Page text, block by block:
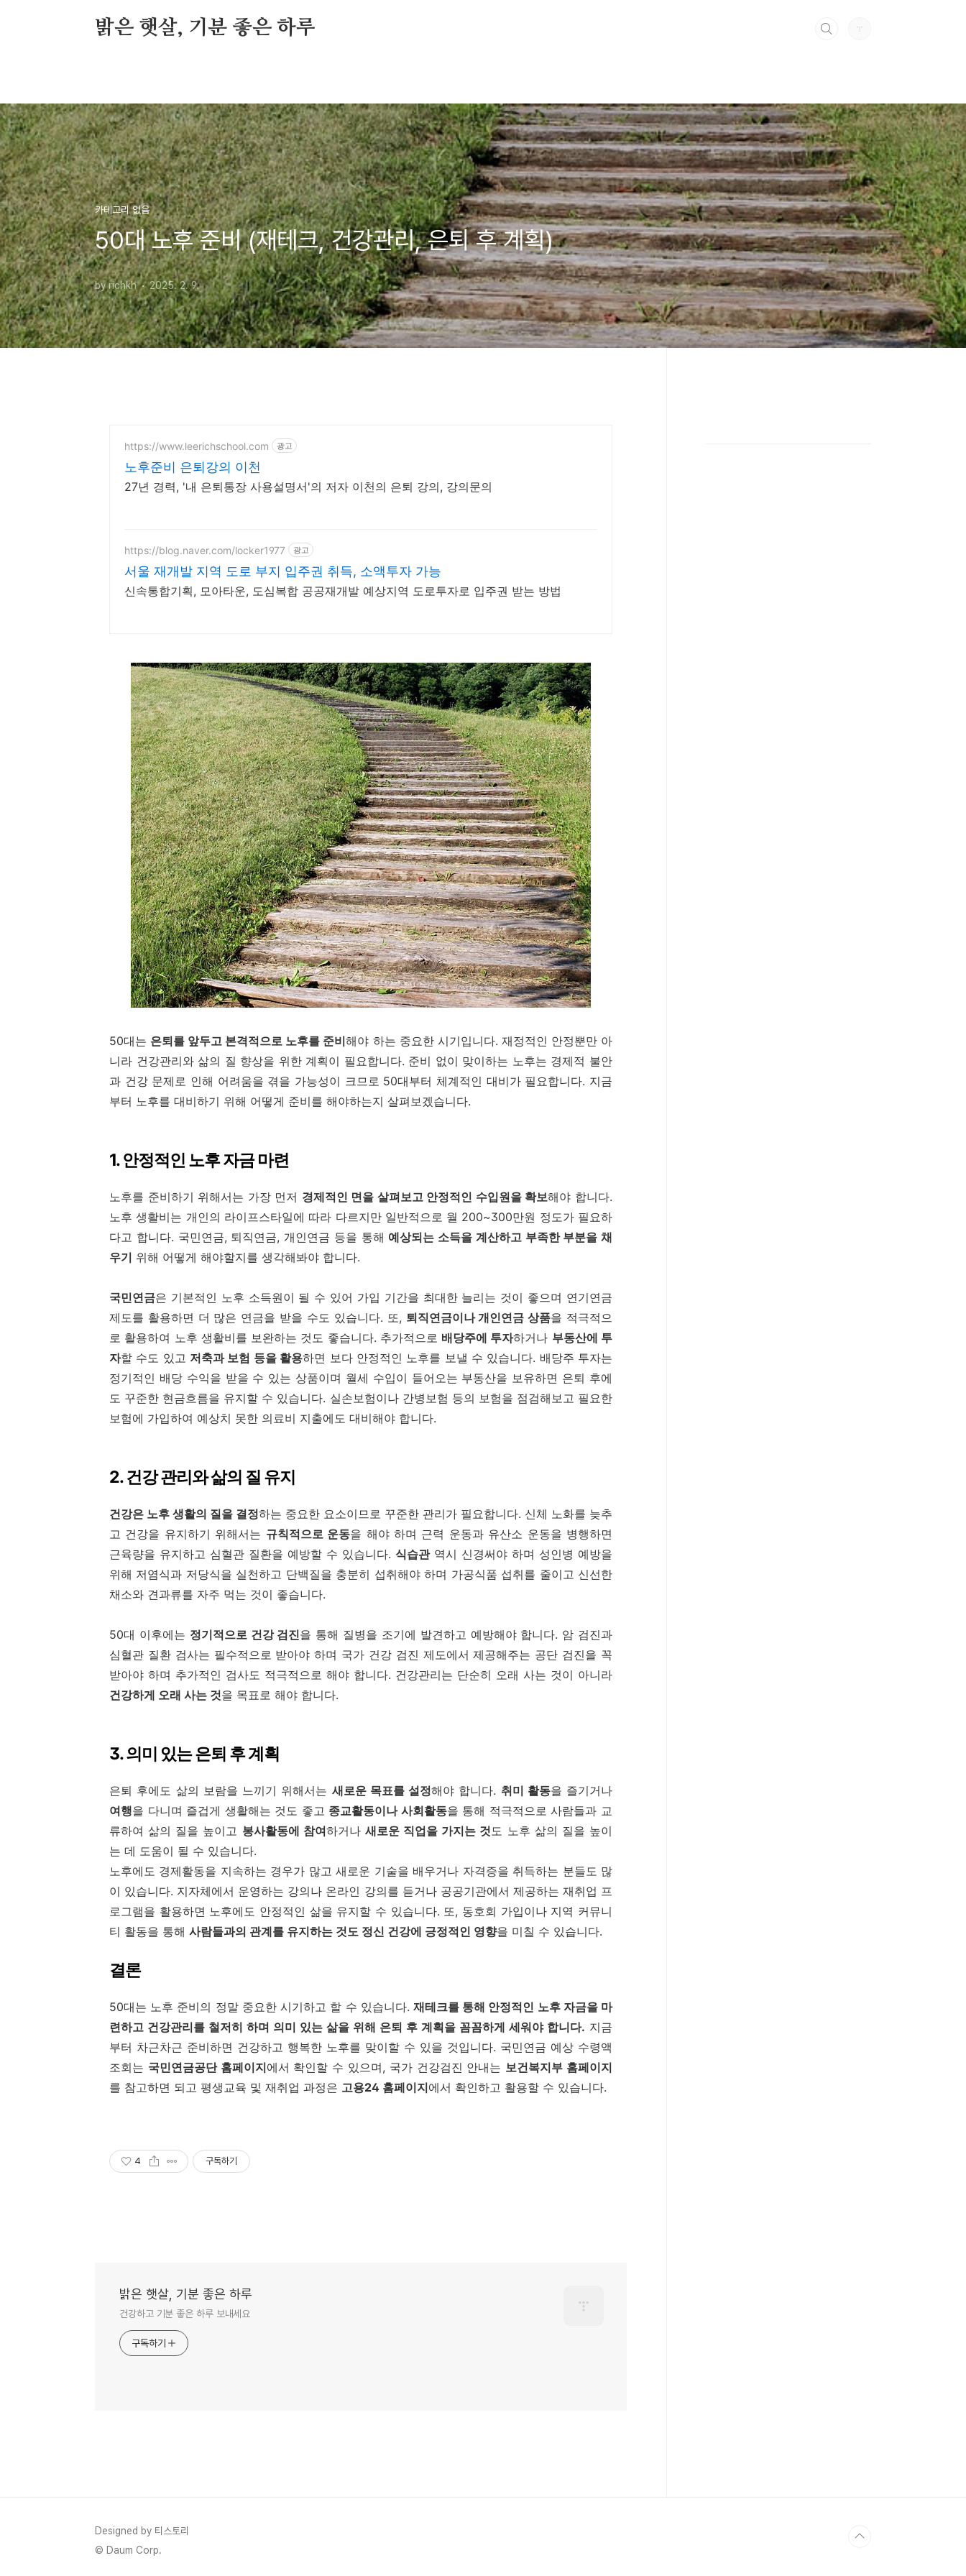
밝은 햇살, 기분 좋은 하루
카테고리 없음
50대 노후 준비 (재테크, 건강관리, 은퇴 후 계획)
by richkh 2025. 2. 9.
https://www.leerichschool.com 광고
노후준비 은퇴강의 이천
27년 경력, '내 은퇴통장 사용설명서'의 저자 이천의 은퇴 강의, 강의문의
https://blog.naver.com/locker1977 광고
서울 재개발 지역 도로 부지 입주권 취득, 소액투자 가능
신속통합기획, 모아타운, 도심복합 공공재개발 예상지역 도로투자로 입주권 받는 방법
50대는 은퇴를 앞두고 본격적으로 노후를 준비해야 하는 중요한 시기입니다. 재정적인 안정뿐만 아
니라 건강관리와 삶의 질 향상을 위한 계획이 필요합니다. 준비 없이 맞이하는 노후는 경제적 불안
과 건강 문제로 인해 어려움을 겪을 가능성이 크므로 50대부터 체계적인 대비가 필요합니다. 지금
부터 노후를 대비하기 위해 어떻게 준비를 해야하는지 살펴보겠습니다.
1. 안정적인 노후 자금 마련
노후를 준비하기 위해서는 가장 먼저 경제적인 면을 살펴보고 안정적인 수입원을 확보해야 합니다.
노후 생활비는 개인의 라이프스타일에 따라 다르지만 일반적으로 월 200~300만원 정도가 필요하
다고 합니다. 국민연금, 퇴직연금, 개인연금 등을 통해 예상되는 소득을 계산하고 부족한 부분을 채
우기 위해 어떻게 해야할지를 생각해봐야 합니다.
국민연금은 기본적인 노후 소득원이 될 수 있어 가입 기간을 최대한 늘리는 것이 좋으며 연기연금
제도를 활용하면 더 많은 연금을 받을 수도 있습니다. 또, 퇴직연금이나 개인연금 상품을 적극적으
로 활용하여 노후 생활비를 보완하는 것도 좋습니다. 추가적으로 배당주에 투자하거나 부동산에 투
자할 수도 있고 저축과 보험 등을 활용하면 보다 안정적인 노후를 보낼 수 있습니다. 배당주 투자는
정기적인 배당 수익을 받을 수 있는 상품이며 월세 수입이 들어오는 부동산을 보유하면 은퇴 후에
도 꾸준한 현금흐름을 유지할 수 있습니다. 실손보험이나 간병보험 등의 보험을 점검해보고 필요한
보험에 가입하여 예상치 못한 의료비 지출에도 대비해야 합니다.
2. 건강 관리와 삶의 질 유지
건강은 노후 생활의 질을 결정하는 중요한 요소이므로 꾸준한 관리가 필요합니다. 신체 노화를 늦추
고 건강을 유지하기 위해서는 규칙적으로 운동을 해야 하며 근력 운동과 유산소 운동을 병행하면
근육량을 유지하고 심혈관 질환을 예방할 수 있습니다. 식습관역시 신경써야 하며 성인병 예방을
위해 저염식과 저당식을 실천하고 단백질을 충분히 섭취해야 하며 가공식품 섭취를 줄이고 신선한
채소와 견과류를 자주 먹는 것이 좋습니다.
50대 이후에는 정기적으로 건강 검진을 통해 질병을 조기에 발견하고 예방해야 합니다. 암 검진과
심혈관 질환 검사는 필수적으로 받아야 하며 국가 건강 검진 제도에서 제공해주는 공단 검진을 꼭
받아야 하며 추가적인 검사도 적극적으로 해야 합니다. 건강관리는 단순히 오래 사는 것이 아니라
건강하게 오래 사는 것을 목표로 해야 합니다.
3. 의미 있는 은퇴 후 계획
은퇴 후에도 삶의 보람을 느끼기 위해서는 새로운 목표를 설정해야 합니다. 취미 활동을 즐기거나
여행을 다니며 즐겁게 생활해는 것도 좋고 종교활동이나 사회활동을 통해 적극적으로 사람들과 교
류하여 삶의 질을 높이고 봉사활동에 참여하거나 새로운 직업을 가지는 것도 노후 삶의 질을 높이
는 데 도움이 될 수 있습니다.
노후에도 경제활동을 지속하는 경우가 많고 새로운 기술을 배우거나 자격증을 취득하는 분들도 많
이 있습니다. 지자체에서 운영하는 강의나 온라인 강의를 듣거나 공공기관에서 제공하는 재취업 프
로그램을 활용하면 노후에도 안정적인 삶을 유지할 수 있습니다. 또, 동호회 가입이나 지역 커뮤니
티 활동을 통해 사람들과의 관계를 유지하는 것도 정신 건강에 긍정적인 영향을 미칠 수 있습니다.
결론
50대는 노후 준비의 정말 중요한 시기하고 할 수 있습니다. 재테크를 통해 안정적인 노후 자금을 마
련하고 건강관리를 철저히 하며 의미 있는 삶을 위해 은퇴 후 계획을 꼼꼼하게 세워야 합니다. 지금
부터 차근차근 준비하면 건강하고 행복한 노후를 맞이할 수 있을 것입니다. 국민연금 예상 수령액
조회는 국민연금공단 홈페이지에서 확인할 수 있으며, 국가 건강검진 안내는 보건복지부 홈페이지
를 참고하면 되고 평생교육 및 재취업 과정은 고용24 홈페이지에서 확인하고 활용할 수 있습니다.
4 구독하기
밝은 햇살, 기분 좋은 하루
건강하고 기분 좋은 하루 보내세요
구독하기
Designed by 티스토리
© Daum Corp.